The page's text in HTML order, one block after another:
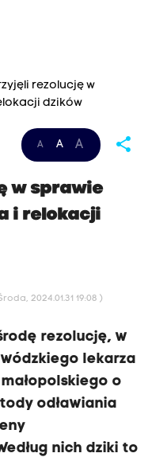
rezolucję w
dzików
A A A share
w sprawie
i relokacji
2024.01.31 19:08 )
rezolucję, w
lekarza
o
odławiania
nich dziki to